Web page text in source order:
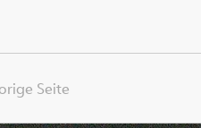
Seite